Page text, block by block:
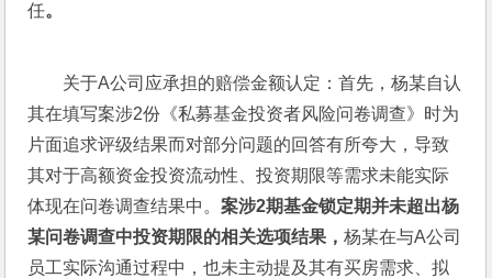
任。
关于A公司应承担的赔偿金额认定：首先，杨某自认
其在填写案涉2份《私募基金投资者风险问卷调查》时为
片面追求评级结果而对部分问题的回答有所夸大，导致
其对于高额资金投资流动性、投资期限等需求未能实际
体现在问卷调查结果中。案涉2期基金锁定期并未超出杨
某问卷调查中投资期限的相关选项结果，杨某在与A公司
员工实际沟通过程中，也未主动提及其有买房需求、拟